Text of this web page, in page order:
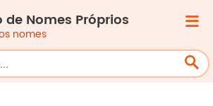
de Nomes Próprios
nomes